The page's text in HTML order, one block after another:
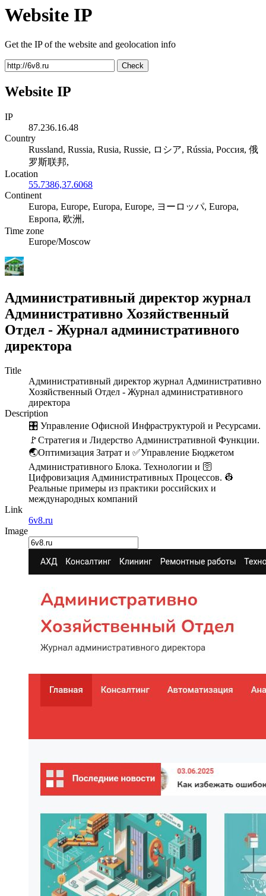
Website IP
Get the IP of the website and geolocation info
Check
Website IP
IP
87.236.16.48
Country
Russland, Russia, Rusia, Russie, ロシア, Rússia, Россия, 俄
罗斯联邦,
Location
55.7386,37.6068
Continent
Europa, Europe, Europa, Europe, ヨーロッパ, Europa,
Европа, 欧洲,
Time zone
Europe/Moscow
Административный директор журнал
Административно Хозяйственный
Отдел - Журнал административного
директора
Title
Административный директор журнал Административно
Хозяйственный Отдел - Журнал административного
директора
Description
🎛 Управление Офисной Инфраструктурой и Ресурсами.
🚩Стратегия и Лидерство Административной Функции.
🌏Оптимизация Затрат и ✅Управление Бюджетом
Административного Блока. Технологии и 🛜
Цифровизация Административных Процессов. 👷
Реальные примеры из практики российских и
международных компаний
Link
6v8.ru
Image